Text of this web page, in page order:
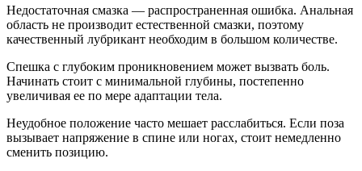
Недостаточная смазка — распространенная ошибка. Анальная
область не производит естественной смазки, поэтому
качественный лубрикант необходим в большом количестве.
Спешка с глубоким проникновением может вызвать боль.
Начинать стоит с минимальной глубины, постепенно
увеличивая ее по мере адаптации тела.
Неудобное положение часто мешает расслабиться. Если поза
вызывает напряжение в спине или ногах, стоит немедленно
сменить позицию.